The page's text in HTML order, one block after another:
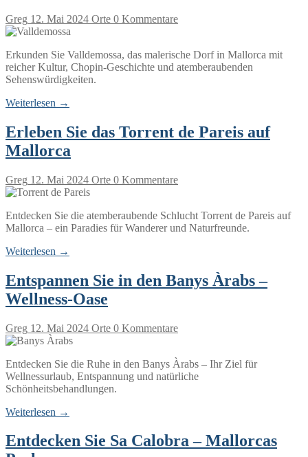
Greg 12. Mai 2024 Orte 0 Kommentare
Erkunden Sie Valldemossa, das malerische Dorf in Mallorca mit
reicher Kultur, Chopin-Geschichte und atemberaubenden
Sehenswürdigkeiten.
Weiterlesen →
Erleben Sie das Torrent de Pareis auf
Mallorca
Greg 12. Mai 2024 Orte 0 Kommentare
Entdecken Sie die atemberaubende Schlucht Torrent de Pareis auf
Mallorca – ein Paradies für Wanderer und Naturfreunde.
Weiterlesen →
Entspannen Sie in den Banys Àrabs –
Wellness-Oase
Greg 12. Mai 2024 Orte 0 Kommentare
Entdecken Sie die Ruhe in den Banys Àrabs – Ihr Ziel für
Wellnessurlaub, Entspannung und natürliche
Schönheitsbehandlungen.
Weiterlesen →
Entdecken Sie Sa Calobra – Mallorcas